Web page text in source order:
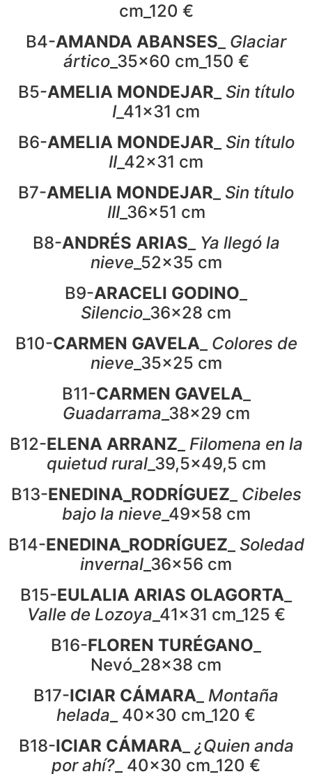
cm_120 €
B4-AMANDA ABANSES
Glaciar
ártico_35x60 cm_150 €
B5-AMELIA MONDEJAR
Sin título
I_41x31 cm
B6-AMELIA MONDEJAR
Sin título
II_42x31 cm
B7-AMELIA MONDEJAR
Sin título
III_36x51 cm
B8-ANDRÉS ARIAS
Ya llegó la
nieve_52x35 cm
B9-ARACELI GODINO
Silencio _36x28 cm
B10-CARMEN GAVELA
Colores de
nieve_35x25 cm
B11-CARMEN GAVELA
Guadarrama _38x29 cm
B12-ELENA ARRANZ
Filomena en la
quietud rural_39,5×49,5 cm
B13-ENEDINA_RODRÍGUEZ
Cibeles
bajo la nieve_49x58 cm
B14-ENEDINA_RODRÍGUEZ
Soledad
invernal _36x56 cm
B15-EULALIA ARIAS OLAGORTA
Valle de Lozoya _41x31 cm_125 €
B16-FLOREN TURÉGANO
Nevó_28x38 cm
B17-ICIAR CÁMARA
Montaña
helada _ 40×30 cm_120 €
B18-ICIAR CÁMARA
¿Quien anda
por ahí? _ 40×30 cm_120 €